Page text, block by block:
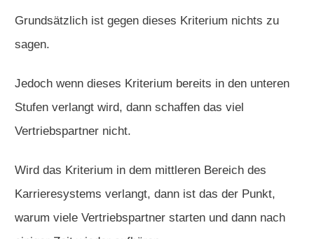
Grundsätzlich ist gegen dieses Kriterium nichts zu
sagen.
Jedoch wenn dieses Kriterium bereits in den unteren
Stufen verlangt wird, dann schaffen das viel
Vertriebspartner nicht.
Wird das Kriterium in dem mittleren Bereich des
Karrieresystems verlangt, dann ist das der Punkt,
warum viele Vertriebspartner starten und dann nach